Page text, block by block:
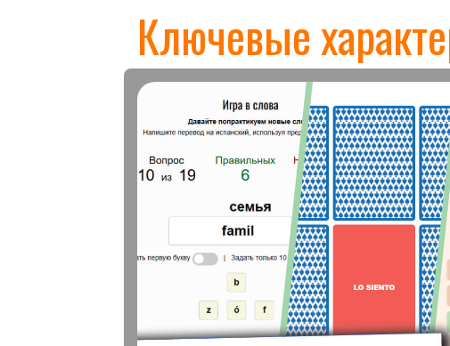
Ключевые